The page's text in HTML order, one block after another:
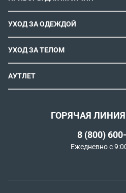
ИНСТРУКЦИИ И FAQ
КОНТАКТЫ И РЕКВИЗИТЫ
СПОСОБЫ ОПЛАТЫ
УСЛОВИЯ ДОСТАВКИ
ОБМЕН И ВОЗВРАТ
РЕКОМЕНДАТЕЛЬНЫЕ ТЕХНОЛОГИИ
ФЕН-ЩЕТКИ
СТАЙЛЕРЫ
ВОССТАНОВЛЕНИЕ ВОЛОС
ULTIMATE EXPERIENCE
ROWENTA X KARL LAGERFELD
МАШИНКИ ДЛЯ СТРИЖКИ
ТРИММЕРЫ
УХОД ЗА ОДЕЖДОЙ
ПАРОГЕНЕРАТОРЫ
УТЮГИ
УХОД ЗА ТЕЛОМ
ЭПИЛЯТОРЫ
АУТЛЕТ
ГОРЯЧАЯ
8 (800)
Ежедневно с